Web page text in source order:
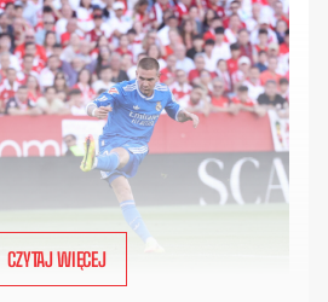
CZYTAJ WIĘCEJ